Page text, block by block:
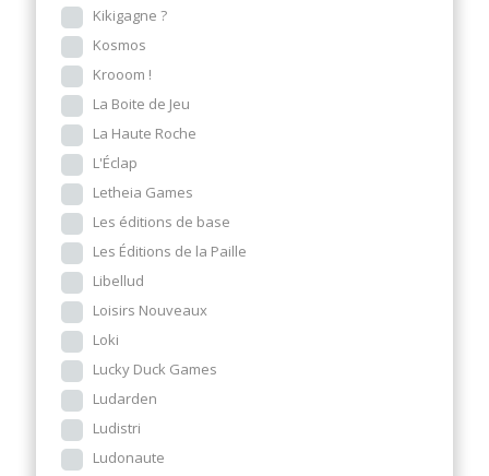
Kikigagne ?
Kosmos
Krooom !
La Boite de Jeu
La Haute Roche
L'Éclap
Letheia Games
Les éditions de base
Les Éditions de la Paille
Libellud
Loisirs Nouveaux
Loki
Lucky Duck Games
Ludarden
Ludistri
Ludonaute